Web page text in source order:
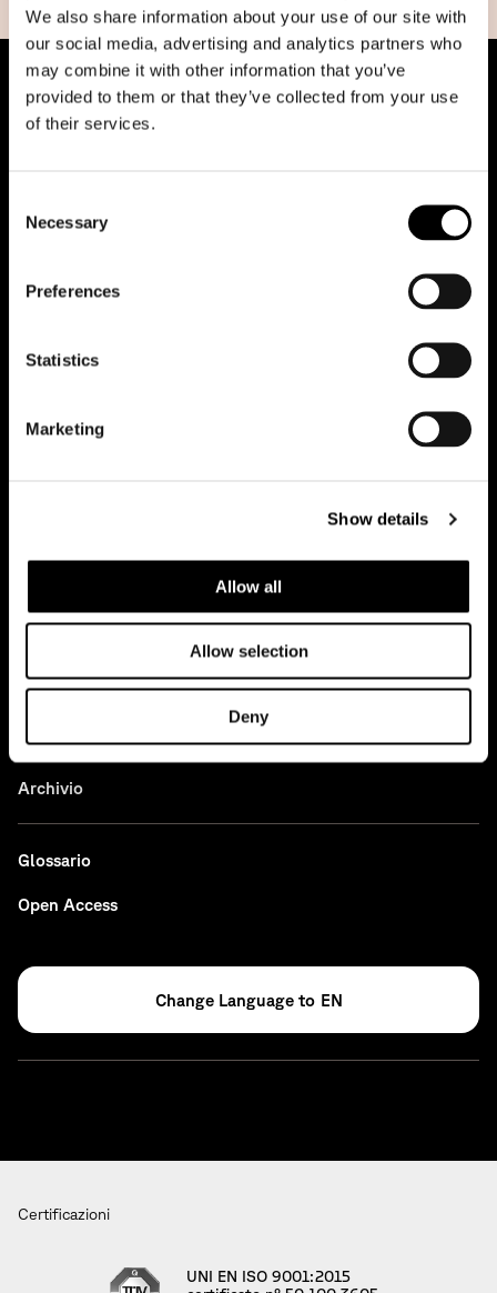
We also share information about your use of our site with
our social media, advertising and analytics partners who
may combine it with other information that you’ve
provided to them or that they’ve collected from your use
of their services.
Selection
Necessary
Preferences
Statistics
Marketing
Show details
Allow all
Allow selection
Deny
Riduci animazioni
Contatti
Press
Archivio
Glossario
Open Access
EN
Certificazioni
UNI EN ISO 9001:2015